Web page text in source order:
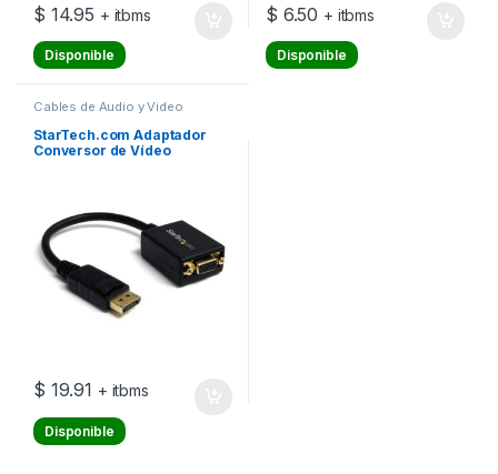
$ 14.95 + itbms
Disponible
$ 6.50 + itbms
Disponible
Cables de Audio y Video
StarTech.com Adaptador
Conversor de Vídeo
Hasta 1920×1200 –
Adaptador de pantalla –
DisplayPort (M) a HD-15
(VGA) (H) – 27.94
$ 19.91 + itbms
Disponible